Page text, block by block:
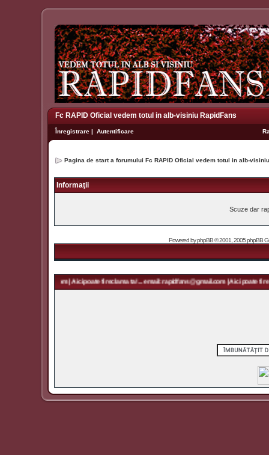
Fc RAPID Oficial vedem totul in alb-visiniu RapidFans
Înregistrare | Autentificare
Pagina de start a forumului Fc RAPID Oficial vedem totul in alb-
Informaţii
Scuze dar
Powered byphpBB© 2001, 2005 phpBB
| Aici poate fi reclama ta! ... email: rapidfans@gmail.com | Aici poate fi